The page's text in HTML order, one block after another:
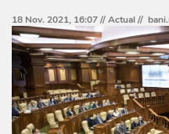
18 Nov. 2021, 16:07 //Actual//